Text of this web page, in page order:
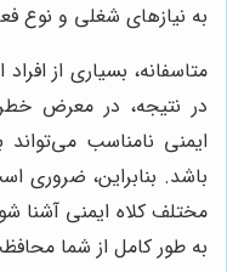
به نیازهای شغلی و نوع
متاسفانه، بسیاری از
در نتیجه، در معرض
ایمنی نامناسب می‌تواند
باشد. بنابراین، ضروری
مختلف کلاه ایمنی آشنا
به طور کامل از شما